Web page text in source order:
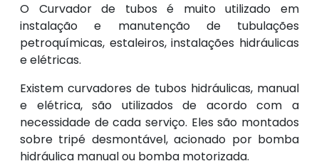
O Curvador de tubos é muito utilizado em
instalação e manutenção de tubulações
petroquímicas, estaleiros, instalações hidráulicas
e elétricas.
Existem curvadores de tubos hidráulicas, manual
e elétrica, são utilizados de acordo com a
necessidade de cada serviço. Eles são montados
sobre tripé desmontável, acionado por bomba
hidráulica manual ou bomba motorizada.